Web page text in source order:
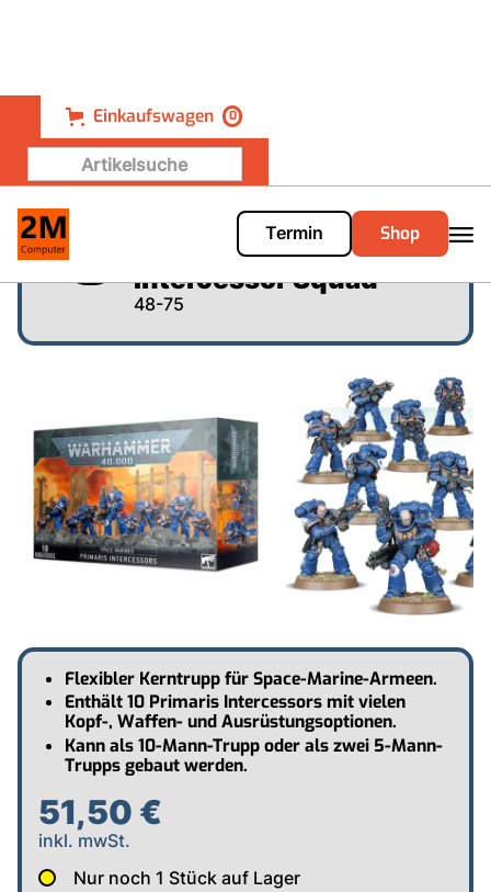
Termin Shop
Einkaufswagen 0
Flexibler Kerntrupp für Space-Marine-Armeen.
Enthält 10 Primaris Intercessors mit vielen
Kopf-, Waffen- und Ausrüstungsoptionen.
Kann als 10-Mann-Trupp oder als zwei 5-Mann-
Trupps gebaut werden.
51,50 €
inkl. mwSt.
Nur noch 1 Stück auf Lager
Warhammer 40.000 -
Intercessor Squad
48-75